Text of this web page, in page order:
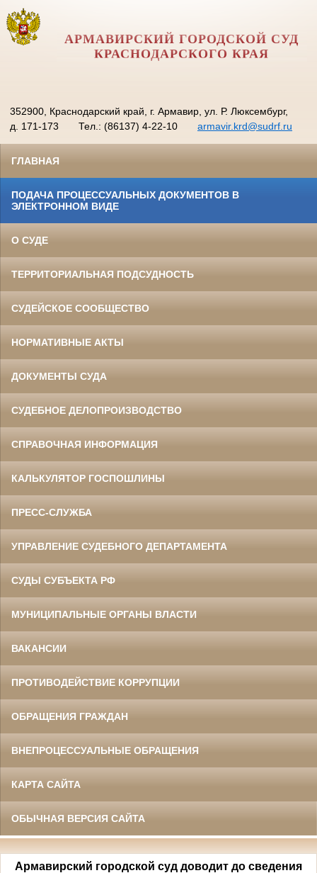
АРМАВИРСКИЙ ГОРОДСКОЙ СУД
КРАСНОДАРСКОГО КРАЯ
352900, Краснодарский край, г. Армавир, ул. Р. Люксембург,
д. 171-173
Тел.: (86137) 4-22-10 armavir.krd@sudrf.ru
ГЛАВНАЯ
ПОДАЧА ПРОЦЕССУАЛЬНЫХ ДОКУМЕНТОВ В
ЭЛЕКТРОННОМ ВИДЕ
О СУДЕ
ТЕРРИТОРИАЛЬНАЯ ПОДСУДНОСТЬ
СУДЕЙСКОЕ СООБЩЕСТВО
НОРМАТИВНЫЕ АКТЫ
ДОКУМЕНТЫ СУДА
СУДЕБНОЕ ДЕЛОПРОИЗВОДСТВО
СПРАВОЧНАЯ ИНФОРМАЦИЯ
КАЛЬКУЛЯТОР ГОСПОШЛИНЫ
ПРЕСС-СЛУЖБА
УПРАВЛЕНИЕ СУДЕБНОГО ДЕПАРТАМЕНТА
СУДЫ СУБЪЕКТА РФ
МУНИЦИПАЛЬНЫЕ ОРГАНЫ ВЛАСТИ
ВАКАНСИИ
ПРОТИВОДЕЙСТВИЕ КОРРУПЦИИ
ОБРАЩЕНИЯ ГРАЖДАН
ВНЕПРОЦЕССУАЛЬНЫЕ ОБРАЩЕНИЯ
КАРТА САЙТА
ОБЫЧНАЯ ВЕРСИЯ САЙТА
Армавирский городской суд доводит до сведения